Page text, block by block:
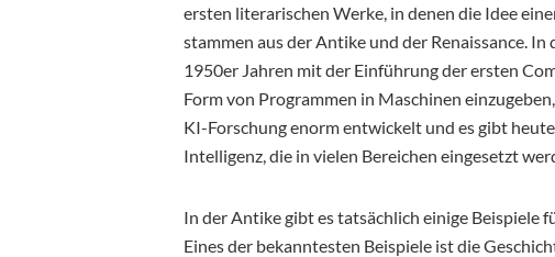
ersten literarischen Werke, in denen die Idee
stammen aus der Antike und der Renaissance.
1950er Jahren mit der Einführung der ersten
Form von Programmen in Maschinen
KI-Forschung enorm entwickelt und es gibt
Intelligenz, die in vielen Bereichen eingesetzt
In der Antike gibt es tatsächlich einige Beispiele
Eines der bekanntesten Beispiele ist die